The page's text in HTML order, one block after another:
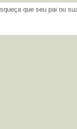
que seu pai ou